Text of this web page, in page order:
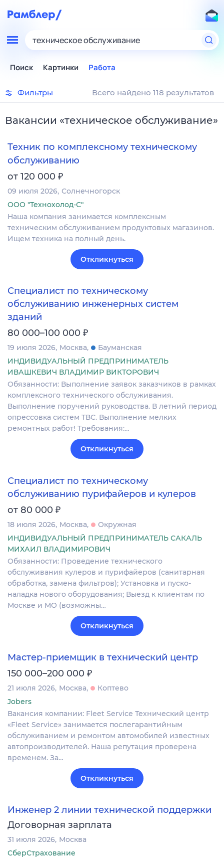
техническое обслуживание
Поиск Картинки Работа
Фильтры Всего найдено 118 результатов
Вакансии «техническое обслуживание»
Техник по комплексному техническому
обслуживанию
от 120 000 ₽
09 июля 2026 Солнечногорск
ООО "Технохолод-С"
Наша компания занимается комплексным
техническим обслуживанием продуктовых магазинов.
Ищем техника на полный день.
Откликнуться
Специалист по техническому
обслуживанию инженерных систем
зданий
80 000–100 000 ₽
19 июля 2026 Москва
Бауманская
ИНДИВИДУАЛЬНЫЙ ПРЕДПРИНИМАТЕЛЬ
ИВАШКЕВИЧ ВЛАДИМИР ВИКТОРОВИЧ
Обязанности: Выполнение заявок заказчиков в рамках
комплексного технического обслуживания.
Выполнение поручений руководства. В летний период
опрессовка систем ТВС. Выполнение мелких
ремонтных работ! Требования:…
Откликнуться
Специалист по техническому
обслуживанию пурифайеров и кулеров
от 80 000 ₽
18 июля 2026 Москва
Окружная
ИНДИВИДУАЛЬНЫЙ ПРЕДПРИНИМАТЕЛЬ САКАЛЬ
МИХАИЛ ВЛАДИМИРОВИЧ
Обязанности: Проведение технического
обслуживания кулеров и пурифайеров (санитарная
обработка, замена фильтров); Установка и пуско-
наладка нового оборудования; Выезд к клиентам по
Москве и МО (возможны…
Откликнуться
Мастер-приемщик в технический центр
150 000–200 000 ₽
21 июля 2026 Москва
Коптево
Jobers
Вакансия компании: Fleet Service Технический центр
«Fleet Service» занимается послегарантийным
обслуживанием и ремонтом автомобилей известных
автопроизводителей. Наша репутация проверена
временем. За…
Откликнуться
Инженер 2 линии технической поддержки
Договорная зарплата
31 июля 2026 Москва
СберСтрахование